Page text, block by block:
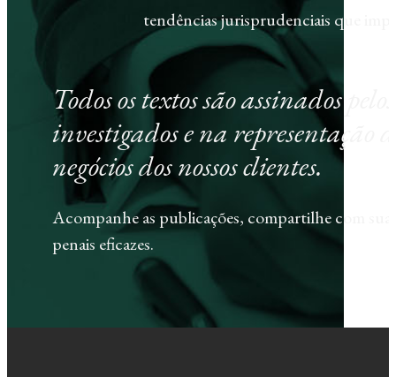
tendências jurisprudenciais que
Todos os textos são assinados
investigados e na representação
negócios dos nossos clientes.
Acompanhe as publicações, compartilhe com
penais eficazes.